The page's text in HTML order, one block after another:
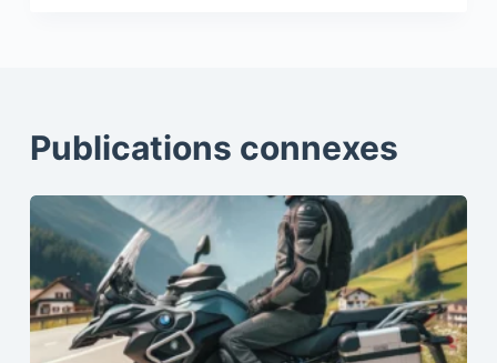
Publications connexes